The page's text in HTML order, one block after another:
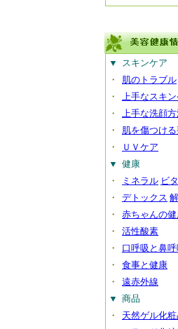
▼
スキンケア
・
肌のトラブル
・
上手なスキン
・
上手な洗顔
・
肌を傷つける
・
ＵＶケア
▼ 健康
・
ミネラル ビ
・
デトックス
・
赤ちゃんの
・
活性酸素
・
口呼吸と鼻呼
・
食事と健康
・
遠赤外線
▼ 商品
・
天然ゲル化粧